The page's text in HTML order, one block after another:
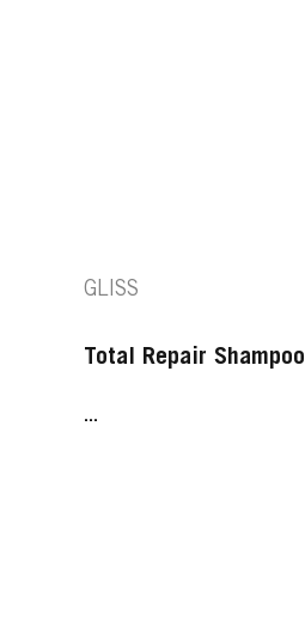
GLISS
Total Repair Shampoo
...